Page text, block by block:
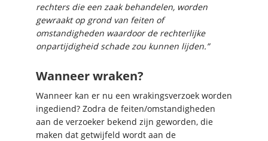
rechters die een zaak behandelen, worden
gewraakt op grond van feiten of
omstandigheden waardoor de rechterlijke
onpartijdigheid schade zou kunnen lijden.”
Wanneer wraken?
Wanneer kan er nu een wrakingsverzoek worden
ingediend? Zodra de feiten/omstandigheden
aan de verzoeker bekend zijn geworden, die
maken dat getwijfeld wordt aan de